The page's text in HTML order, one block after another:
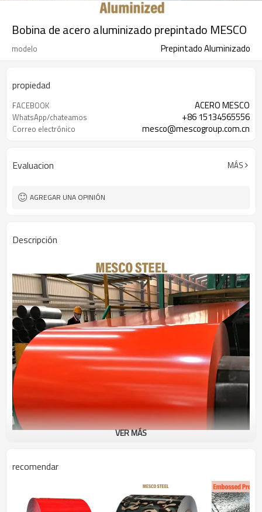
Bobina de acero aluminizado prepintado MESCO
modelo Prepintado Aluminizado
propiedad
FACEBOOK ACERO MESCO
WhatsApp/chateamos +86 15134565556
Correo electrónico mesco@mescogroup.com.cn
Evaluacion MÁS
AGREGAR UNA OPINIÓN
Descripción
VER MÁS
recomendar